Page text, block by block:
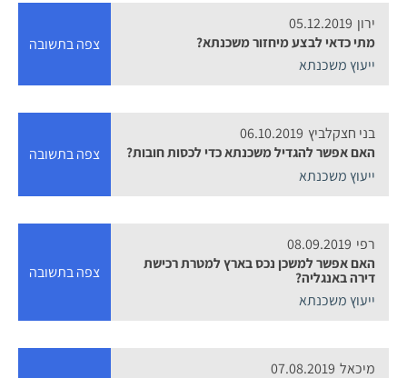
ירון 05.12.2019
מתי כדאי לבצע מיחזור משכנתא?
ייעוץ משכנתא
צפה בתשובה
בני חצקלביץ 06.10.2019
האם אפשר להגדיל משכנתא כדי לכסות חובות?
ייעוץ משכנתא
צפה בתשובה
רפי 08.09.2019
האם אפשר למשכן נכס בארץ למטרת רכישת
דירה באנגליה?
ייעוץ משכנתא
צפה בתשובה
מיכאל 07.08.2019